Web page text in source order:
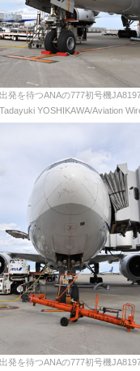
発を待つANAの777初号機
Tadayuki YOSHIKAWA/Aviation
発を待つANAの777初号機